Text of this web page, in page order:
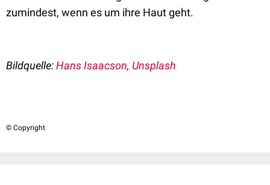
zumindest, wenn es um ihre Haut geht.
Bildquelle:Hans Isaacson, Unsplash
© Copyright